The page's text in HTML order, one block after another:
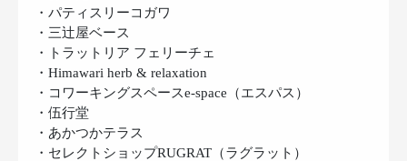
・パティスリーコガワ
・三辻屋ベース
・トラットリア フェリーチェ
・Himawari herb & relaxation
・コワーキングスペースe-space（エスパス）
・伍行堂
・あかつかテラス
・セレクトショップRUGRAT（ラグラット）